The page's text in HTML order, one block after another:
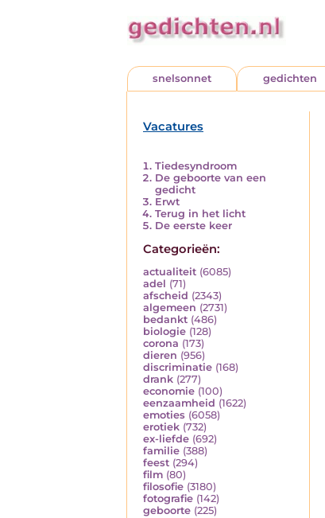
snelsonnet gedichten
Vacatures
Tiedesyndroom
De geboorte van een
gedicht
Erwt
Terug in het licht
De eerste keer
Categorieën:
actualiteit (6085)
adel (71)
afscheid (2343)
algemeen (2731)
bedankt (486)
biologie (128)
corona (173)
dieren (956)
discriminatie (168)
drank (277)
economie (100)
eenzaamheid (1622)
emoties (6058)
erotiek (732)
ex-liefde (692)
familie (388)
feest (294)
film (80)
filosofie (3180)
fotografie (142)
geboorte (225)